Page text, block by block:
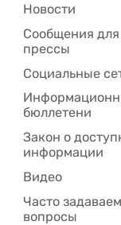
Новости
Сообщения для
прессы
Социальные
бюллетени
Закон о
информации
Видео
Часто
вопросы